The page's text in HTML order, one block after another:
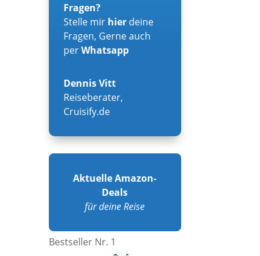
Fragen?
Stelle mir hier deine
Fragen, Gerne auch
perWhatsapp
Dennis Vitt
Reiseberater,
Cruisify.de
Aktuelle Amazon-
Deals
für deine Reise
Bestseller Nr. 1